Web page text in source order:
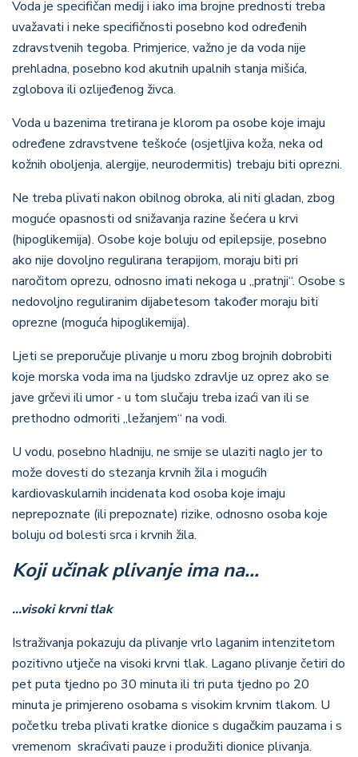
Voda je specifičan medij i iako ima brojne prednosti treba
uvažavati i neke specifičnosti posebno kod određenih
zdravstvenih tegoba. Primjerice, važno je da voda nije
prehladna, posebno kod akutnih upalnih stanja mišića,
zglobova ili ozlijeđenog živca.
Voda u bazenima tretirana je klorom pa osobe koje imaju
određene zdravstvene teškoće (osjetljiva koža, neka od
kožnih oboljenja, alergije, neurodermitis) trebaju biti oprezni.
Ne treba plivati nakon obilnog obroka, ali niti gladan, zbog
moguće opasnosti od snižavanja razine šećera u krvi
(hipoglikemija). Osobe koje boluju od epilepsije, posebno
ako nije dovoljno regulirana terapijom, moraju biti pri
naročitom oprezu, odnosno imati nekoga u „pratnji“. Osobe s
nedovoljno reguliranim dijabetesom također moraju biti
oprezne (moguća hipoglikemija).
Ljeti se preporučuje plivanje u moru zbog brojnih dobrobiti
koje morska voda ima na ljudsko zdravlje uz oprez ako se
jave grčevi ili umor - u tom slučaju treba izaći van ili se
prethodno odmoriti „ležanjem“ na vodi.
U vodu, posebno hladniju, ne smije se ulaziti naglo jer to
može dovesti do stezanja krvnih žila i mogućih
kardiovaskularnih incidenata kod osoba koje imaju
neprepoznate (ili prepoznate) rizike, odnosno osoba koje
boluju od bolesti srca i krvnih žila.
Koji učinak plivanje ima na…
...visoki krvni tlak
Istraživanja pokazuju da plivanje vrlo laganim intenzitetom
pozitivno utječe na visoki krvni tlak. Lagano plivanje četiri do
pet puta tjedno po 30 minuta ili tri puta tjedno po 20
minuta je primjereno osobama s visokim krvnim tlakom. U
početku treba plivati kratke dionice s dugačkim pauzama i s
vremenom skraćivati pauze i produžiti dionice plivanja.